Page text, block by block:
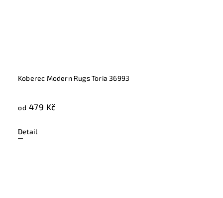
Koberec Modern Rugs Toria 36993
od 479 Kč
Detail